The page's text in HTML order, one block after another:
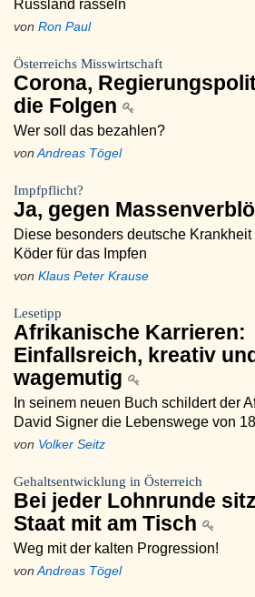
Russland rasseln
von Ron Paul
Österreichs Misswirtschaft
Corona,
die Folgen
Wer soll das bezahlen?
von Andreas Tögel
Impfpflicht?
Ja, gegen
Diese besonders deutsche Krankheit
Köder für das Impfen
von Klaus Peter Krause
Lesetipp
Afrikanische Karrieren:
Einfallsreich, kreativ
wagemutig
In seinem neuen Buch schildert der
David Signer die Lebenswege von
von Volker Seitz
Gehaltsentwicklung in Österreich
Bei jeder Lohnrunde
Staat mit am Tisch
Weg mit der kalten Progression!
von Andreas Tögel